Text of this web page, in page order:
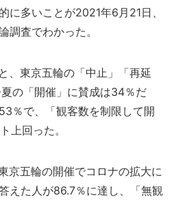
に多いことが2021年6月21日、
調査でわかった。
、東京五輪の「中止」「再延
の「開催」に賛成は34％だ
％で、「観客数を制限して開
上回った。
京五輪の開催でコロナの拡大に
えた人が86.7％に達し、「無観